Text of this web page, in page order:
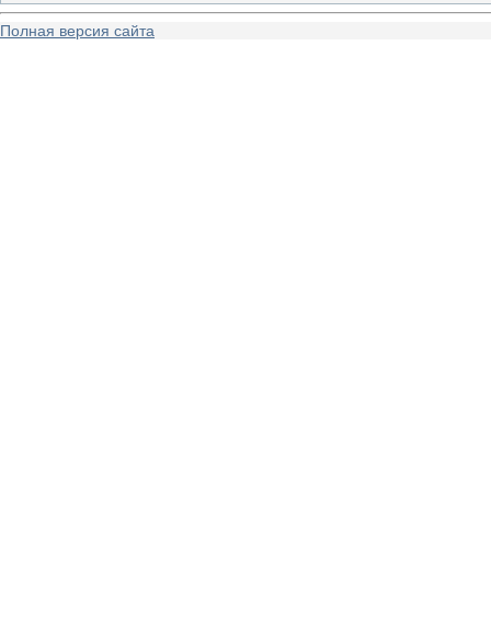
Полная версия сайта